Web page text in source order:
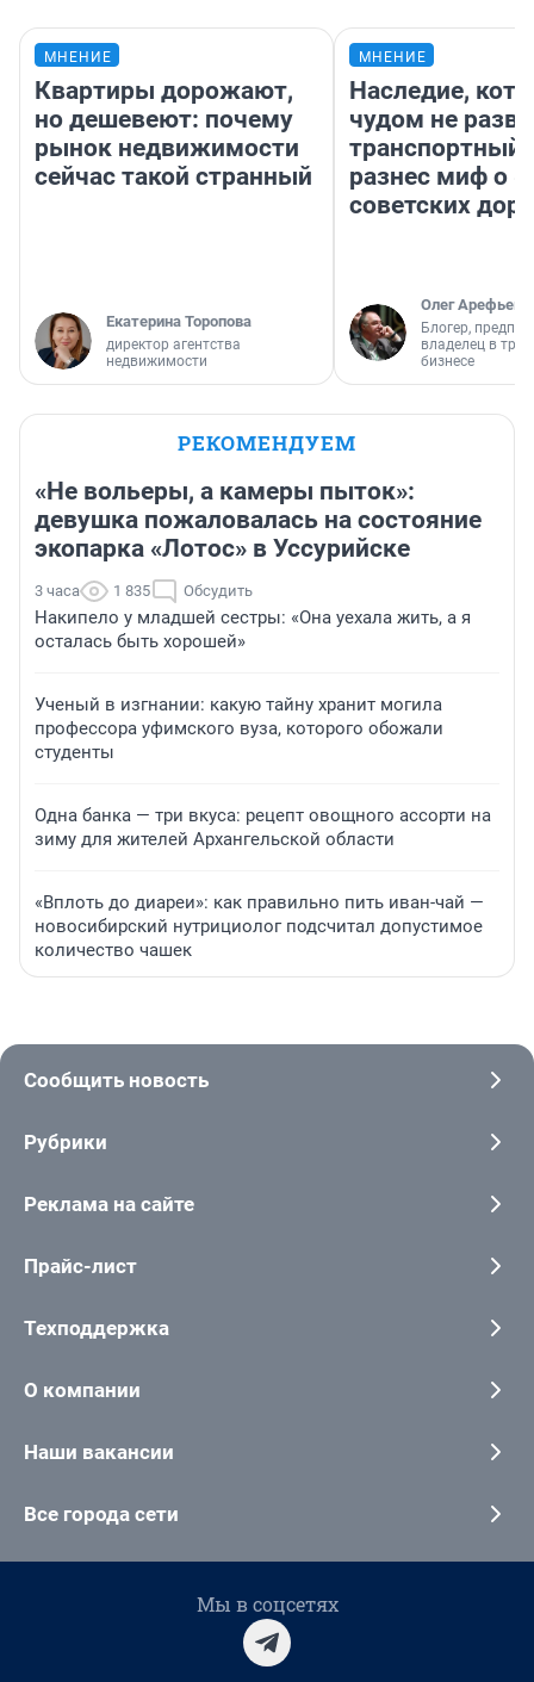
МНЕНИЕ
Квартиры дорожают,
но дешевеют: почему
рынок недвижимости
сейчас такой странный
Екатерина Торопова
директор агентства
недвижимости
МНЕНИЕ
Наследие,
чудом не
транспортный
разнес миф о
советских
Олег Арефьев
Блогер,
владелец в
бизнесе
РЕКОМЕНДУЕМ
«Не вольеры, а камеры пыток»:
девушка пожаловалась на состояние
экопарка «Лотос» в Уссурийске
3 часа 1 835 Обсудить
Накипело у младшей сестры: «Она уехала жить, а я
осталась быть хорошей»
Ученый в изгнании: какую тайну хранит могила
профессора уфимского вуза, которого обожали
студенты
Одна банка — три вкуса: рецепт овощного ассорти на
зиму для жителей Архангельской области
«Вплоть до диареи»: как правильно пить иван-чай —
новосибирский нутрициолог подсчитал допустимое
количество чашек
Сообщить новость
Рубрики
Реклама на сайте
Прайс-лист
Техподдержка
О компании
Наши вакансии
Все города сети
Мы в соцсетях